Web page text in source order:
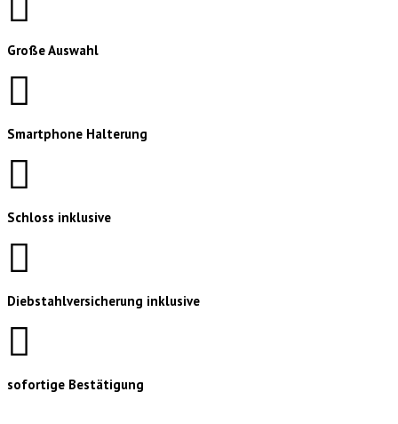
Große Auswahl
Smartphone Halterung
Schloss inklusive
Diebstahlversicherung inklusive
sofortige Bestätigung